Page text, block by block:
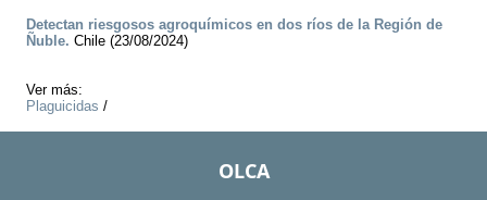
Detectan riesgosos agroquímicos en dos ríos de la Región de
Ñuble. Chile (23/08/2024)
Ver más:
Plaguicidas /
OLCA